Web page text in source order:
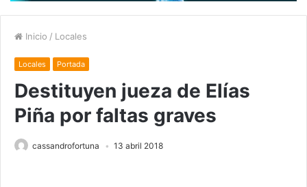
Inicio / Locales
Locales Portada
Destituyen jueza de Elías
Piña por faltas graves
cassandrofortuna 13 abril 2018